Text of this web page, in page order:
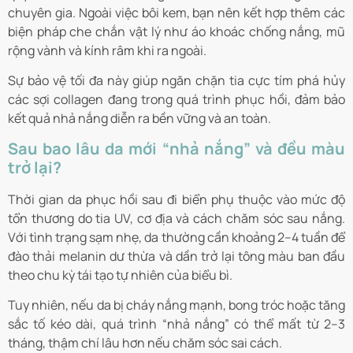
chuyên gia. Ngoài việc bôi kem, bạn nên kết hợp thêm các
biện pháp che chắn vật lý như áo khoác chống nắng, mũ
rộng vành và kính râm khi ra ngoài.
Sự bảo vệ tối đa này giúp ngăn chặn tia cực tím phá hủy
các sợi collagen đang trong quá trình phục hồi, đảm bảo
kết quả nhả nắng diễn ra bền vững và an toàn.
Sau bao lâu da mới “nhả nắng” và đều màu
trở lại?
Thời gian da phục hồi sau đi biển phụ thuộc vào mức độ
tổn thương do tia UV, cơ địa và cách chăm sóc sau nắng.
Với tình trạng sạm nhẹ, da thường cần khoảng 2–4 tuần để
đào thải melanin dư thừa và dần trở lại tông màu ban đầu
theo chu kỳ tái tạo tự nhiên của biểu bì.
Tuy nhiên, nếu da bị cháy nắng mạnh, bong tróc hoặc tăng
sắc tố kéo dài, quá trình “nhả nắng” có thể mất từ 2–3
tháng, thậm chí lâu hơn nếu chăm sóc sai cách.